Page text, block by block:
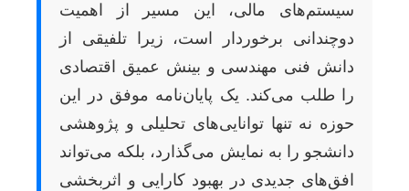
سیستم‌های مالی، این مسیر از اهمیت
دوچندانی برخوردار است، زیرا تلفیقی از
دانش فنی مهندسی و بینش عمیق اقتصادی
را طلب می‌کند. یک پایان‌نامه موفق در این
حوزه نه تنها توانایی‌های تحلیلی و پژوهشی
دانشجو را به نمایش می‌گذارد، بلکه می‌تواند
افق‌های جدیدی در بهبود کارایی و اثربخشی